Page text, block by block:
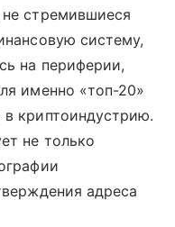
стремившиеся
систему,
на периферии,
именно «топ-20»
криптоиндустрию.
не только
адреса